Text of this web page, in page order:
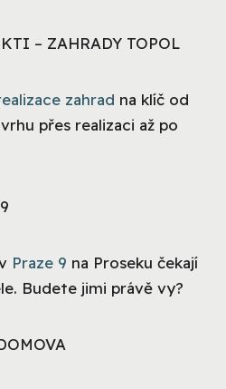
– ZAHRADY TOPOL
zahrad na klíč od
přes realizaci až po
Praze 9 na Proseku čekají
Budete jimi právě vy?